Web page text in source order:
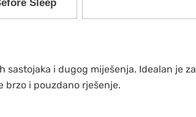
sastojaka i dugog miješenja. Idealan je za
brzo i pouzdano rješenje.